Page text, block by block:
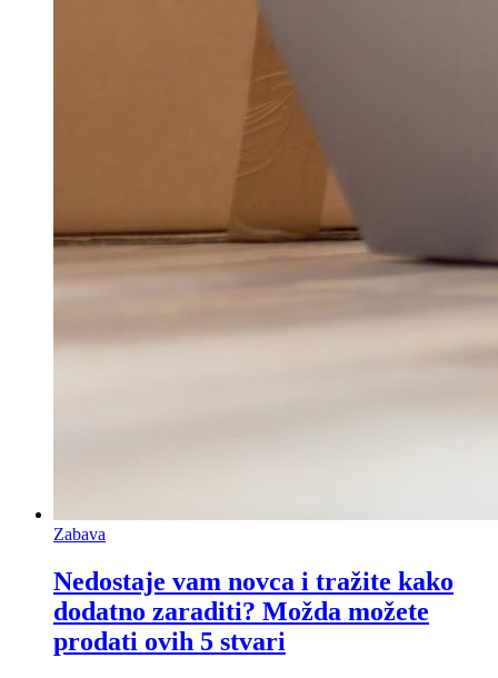
Zabava
Nedostaje vam novca i tražite kako
dodatno zaraditi? Možda možete
prodati ovih 5 stvari